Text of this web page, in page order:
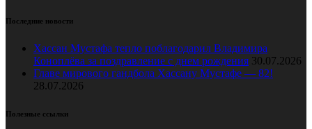
Последние новости
Хассан Мустафа тепло поблагодарил Владимира
Коноплёва за поздравление с днем рождения 30.07.2026
Главе мирового гандбола Хассану Мустафе — 82!
28.07.2026
Полезные ссылки